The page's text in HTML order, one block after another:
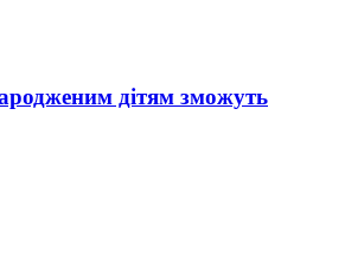
дітям зможуть